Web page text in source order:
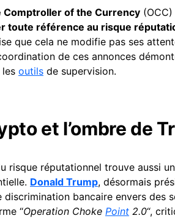
Comptroller of the Currency
toute référence au risque
que cela ne modifie pas ses
de ces annonces
outils de supervision.
et l’ombre de
risque réputationnel trouve aussi un
Donald Trump, désormais
bancaire envers des
“Operation Choke Point 2.0“,